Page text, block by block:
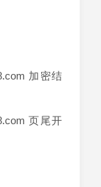
加密结
页尾开